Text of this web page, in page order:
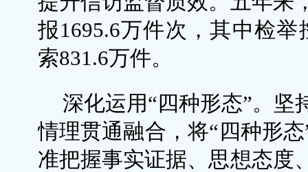
报1695.6万件次，其中检
索831.6万件。
深化运用“四种形态”。坚
情理贯通融合，将“四种形
准把握事实证据、思想态度